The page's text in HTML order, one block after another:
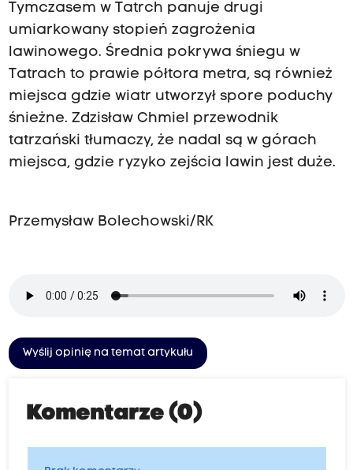
Tymczasem w Tatrch panuje drugi
umiarkowany stopień zagrożenia
lawinowego. Średnia pokrywa śniegu w
Tatrach to prawie półtora metra, są również
miejsca gdzie wiatr utworzył spore poduchy
śnieżne. Zdzisław Chmiel przewodnik
tatrzański tłumaczy, że nadal są w górach
miejsca, gdzie ryzyko zejścia lawin jest duże.
Przemysław Bolechowski/RK
Wyślij opinię na temat artykułu
Komentarze (0)